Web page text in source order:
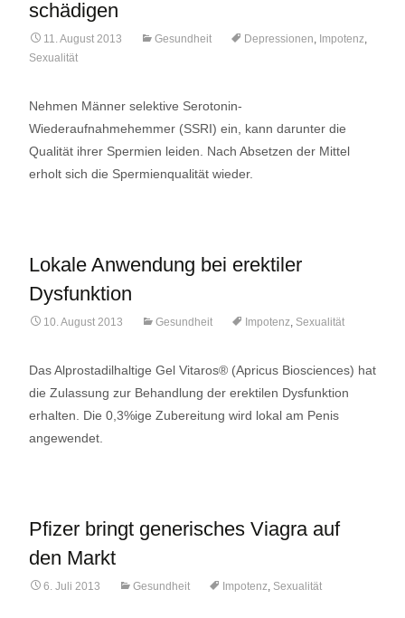
schädigen
11. August 2013 Gesundheit Depressionen, Impotenz,
Sexualität
Nehmen Männer selektive Serotonin-
Wiederaufnahmehemmer (SSRI) ein, kann darunter die
Qualität ihrer Spermien leiden. Nach Absetzen der Mittel
erholt sich die Spermienqualität wieder.
Lokale Anwendung bei erektiler
Dysfunktion
10. August 2013 Gesundheit Impotenz, Sexualität
Das Alprostadilhaltige Gel Vitaros® (Apricus Biosciences) hat
die Zulassung zur Behandlung der erektilen Dysfunktion
erhalten. Die 0,3%ige Zubereitung wird lokal am Penis
angewendet.
Pfizer bringt generisches Viagra auf
den Markt
6. Juli 2013 Gesundheit Impotenz, Sexualität